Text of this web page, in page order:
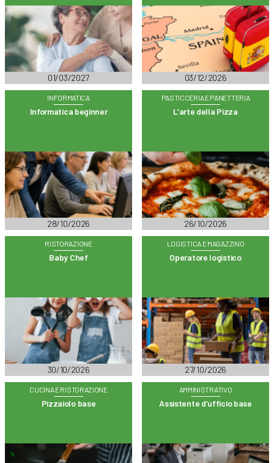
01/03/2027 03/12/2026
INFORMATICA
Informatica beginner
28/10/2026
PASTICCERIA E PANETTERIA
L’arte della Pizza
26/10/2026
RISTORAZIONE
Baby Chef
30/10/2026
LOGISTICA E MAGAZZINO
Operatore logistico
27/10/2026
CUCINA E RISTORAZIONE
Pizzaiolo base
AMMINISTRATIVO
Assistente d’ufficio base